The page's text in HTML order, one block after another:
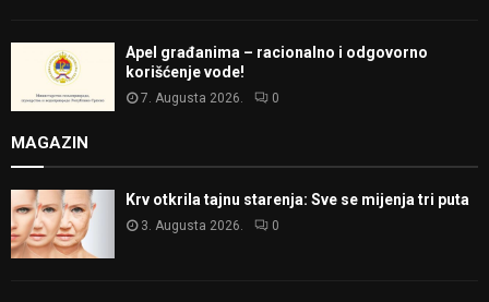
Apel građanima – racionalno i odgovorno
korišćenje vode!
7. Augusta 2026. 0
MAGAZIN
Krv otkrila tajnu starenja: Sve se mijenja tri puta
3. Augusta 2026. 0